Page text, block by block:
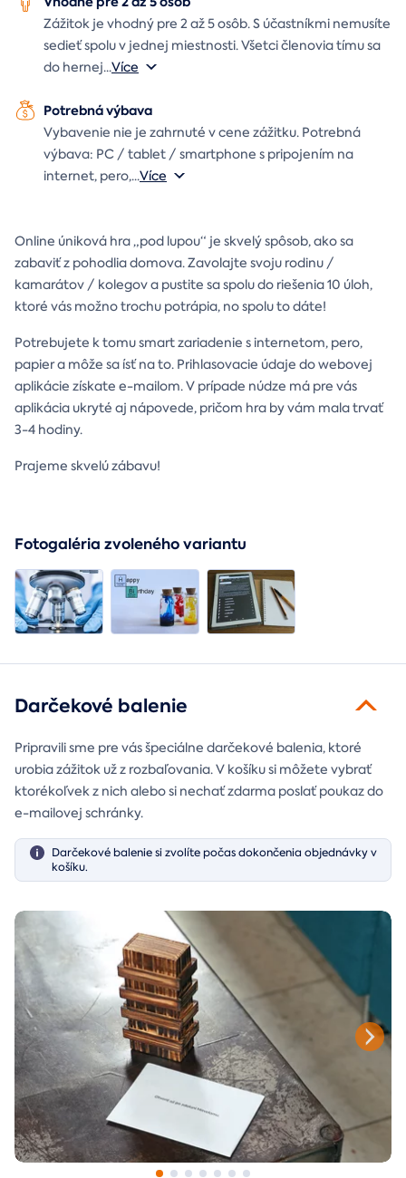
Zážitok je vhodný pre 2 až 5 osôb. S účastníkmi nemusíte
sedieť spolu v jednej miestnosti. Všetci členovia tímu sa
do hernej...Více
Potrebná výbava
Vybavenie nie je zahrnuté v cene zážitku. Potrebná
výbava: PC / tablet / smartphone s pripojením na
internet, pero,...Více
Online úniková hra „pod lupou“ je skvelý spôsob, ako sa
zabaviť z pohodlia domova. Zavolajte svoju rodinu /
kamarátov / kolegov a pustite sa spolu do riešenia 10 úloh,
ktoré vás možno trochu potrápia, no spolu to dáte!
Potrebujete k tomu smart zariadenie s internetom, pero,
papier a môže sa ísť na to. Prihlasovacie údaje do webovej
aplikácie získate e-mailom. V prípade núdze má pre vás
aplikácia ukryté aj nápovede, pričom hra by vám mala trvať
3-4 hodiny.
Prajeme skvelú zábavu!
Fotogaléria zvoleného variantu
Darčekové balenie
Pripravili sme pre vás špeciálne darčekové balenia, ktoré
urobia zážitok už z rozbaľovania. V košíku si môžete vybrať
ktorékoľvek z nich alebo si nechať zdarma poslať poukaz do
e-mailovej schránky.
Darčekové balenie si zvolíte počas dokončenia objednávky v
košíku.